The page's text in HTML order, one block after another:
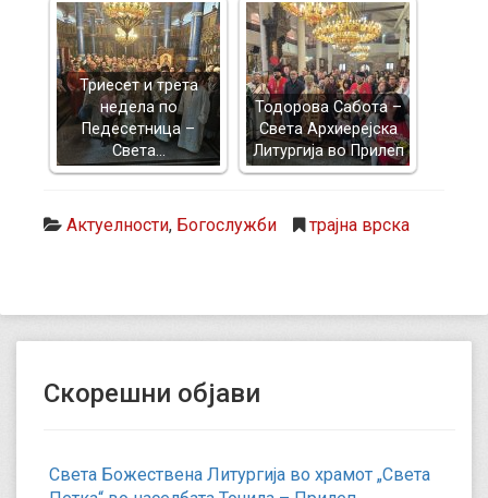
Триесет и трета
недела по
Педесетница –
Света…
Тодорова Сабота –
Света Архиерејска
Литургија во Прилеп
Актуелности, Богослужби трајна врска
Скорешни објави
Света Божествена Литургија во храмот „Света